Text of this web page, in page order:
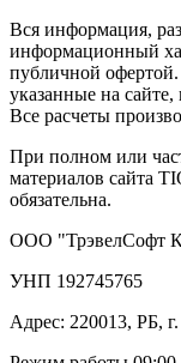
Вся информация,
информационный
публичной
указанные на
Все расчеты
При полном или
материалов сайта
обязательна.
ООО "ТрэвелСофт
УНП 192745765
Адрес: 220013, РБ,